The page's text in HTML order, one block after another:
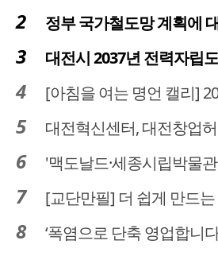
정부 국가철도망 계획에 대
대전시 2037년 전력자립도 108%
[아침을 여는 명언 캘리]
대전혁신센터, 대전창업허브
'맥도날드·세종시립박물관' 차례로 오픈…
[교단만필] 더 쉽게 만드는 시대,
‘폭염으로 단축 영업합니다